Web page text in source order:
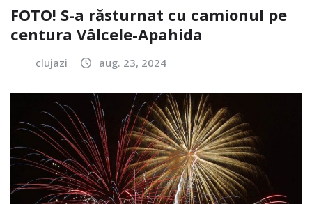
FOTO! S-a răsturnat cu camionul pe
centura Vâlcele-Apahida
clujazi aug. 23, 2024